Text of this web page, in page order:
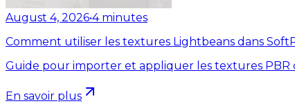
August 4, 2026•4 minutes
Comment utiliser les textures Lightbeans dans
Guide pour importer et appliquer les textures PBR
En savoir plus